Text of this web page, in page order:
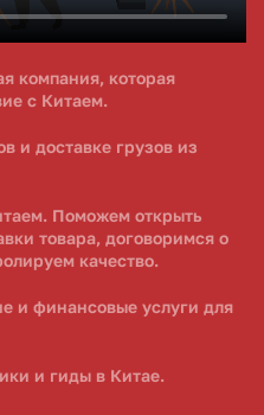
компания, которая
с Китаем.
и доставке грузов из
Поможем открыть
товара, договоримся о
качество.
и финансовые услуги для
и гиды в Китае.